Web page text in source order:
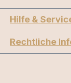
Hilfe &
Rechtliche